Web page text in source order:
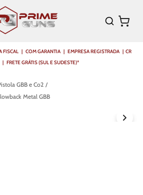
FISCAL | COM GARANTIA | EMPRESA REGISTRADA | CR
FRETE GRÁTIS (SUL E SUDESTE)*
GBB e Co2
Metal GBB